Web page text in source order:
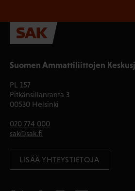
Suomen Ammattiliittojen
PL 157
Pitkänsillanranta 3
00530 Helsinki
020 774 000
sak@sak.fi
LISÄÄ YHTEYSTIETOJA